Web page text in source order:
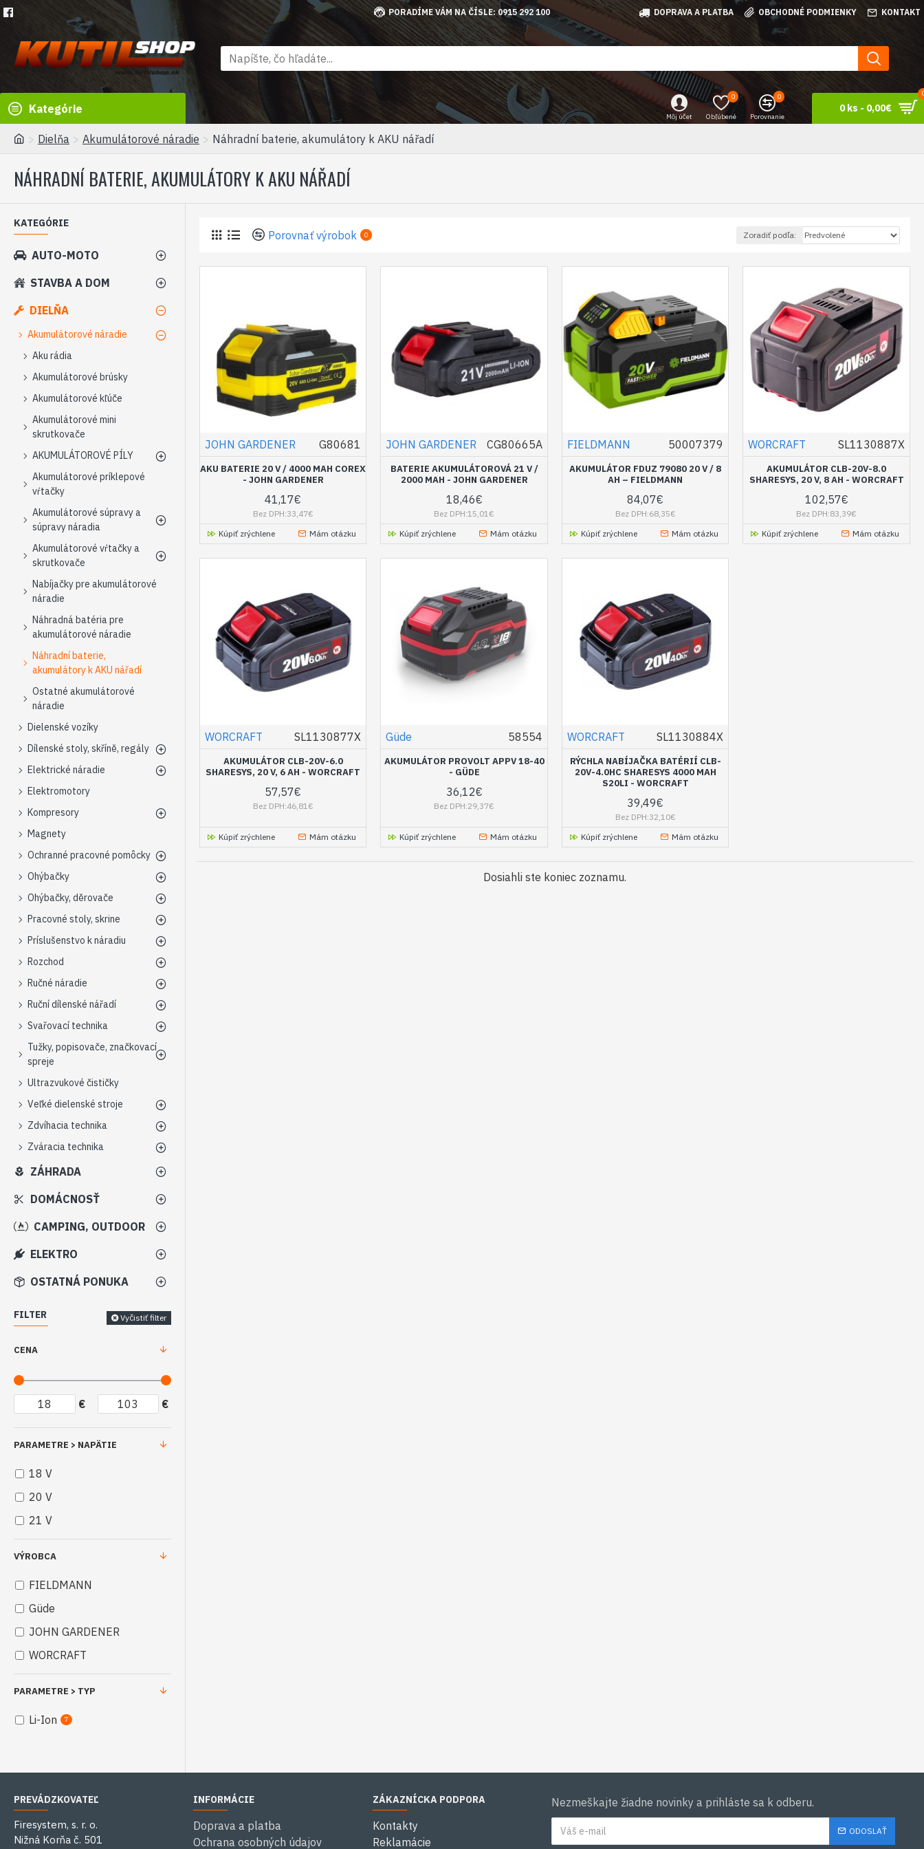
PORADÍME VÁM NA ČÍSLE: 0915 292 100 DOPRAVA A PLATBA OBCHODNÉ PODMIENKY KONTAKT
Kategórie
Môj účet Obľúbené
0
Porovnanie
0
0 ks - 0,00€
Dielňa Akumulátorové náradie Náhradní baterie, akumulátory k AKU nářadí
NÁHRADNÍ BATERIE, AKUMULÁTORY K AKU NÁŘADÍ
KATEGÓRIE
AUTO-MOTO
STAVBA A DOM
DIELŇA
Akumulátorové náradie
Aku rádia
Akumulátorové brúsky
Akumulátorové kľúče
Akumulátorové mini
skrutkovače
AKUMULÁTOROVÉ PÍLY
Akumulátorové príklepové
vŕtačky
Akumulátorové súpravy a
súpravy náradia
Akumulátorové vŕtačky a
skrutkovače
Nabíjačky pre akumulátorové
náradie
Náhradná batéria pre
akumulátorové náradie
Náhradní baterie,
akumulátory k AKU nářadí
Ostatné akumulátorové
náradie
Dielenské vozíky
Dílenské stoly, skříně, regály
Elektrické náradie
Elektromotory
Kompresory
Magnety
Ochranné pracovné pomôcky
Ohýbačky
Ohýbačky, děrovače
Pracovné stoly, skrine
Príslušenstvo k náradiu
Rozchod
Ručné náradie
Ruční dílenské nářadí
Svařovací technika
Tužky, popisovače, značkovací
spreje
Ultrazvukové čističky
Veľké dielenské stroje
Zdvíhacia technika
Zváracia technika
ZÁHRADA
DOMÁCNOSŤ
CAMPING, OUTDOOR
ELEKTRO
OSTATNÁ PONUKA
FILTER Vyčistiť filter
CENA
€ €
VÝROBCA
FIELDMANN
Güde
JOHN GARDENER
WORCRAFT
PARAMETRE > NAPÄTIE
18 V
20 V
21 V
PARAMETRE > TYP
Li-Ion 7
Porovnať výrobok 0 Zoradiť podľa:
JOHN GARDENER G80681
AKU BATERIE 20 V / 4000 MAH COREX
- JOHN GARDENER
41,17€
Bez DPH:33,47€
Kúpiť zrýchlene
Mám otázku
JOHN GARDENER CG80665A
BATERIE AKUMULÁTOROVÁ 21 V /
2000 MAH - JOHN GARDENER
18,46€
Bez DPH:15,01€
Kúpiť zrýchlene
Mám otázku
FIELDMANN 50007379
AKUMULÁTOR FDUZ 79080 20 V / 8
AH – FIELDMANN
84,07€
Bez DPH:68,35€
Kúpiť zrýchlene
Mám otázku
WORCRAFT SL1130887X
AKUMULÁTOR CLB-20V-8.0
SHARESYS, 20 V, 8 AH - WORCRAFT
102,57€
Bez DPH:83,39€
Kúpiť zrýchlene
Mám otázku
WORCRAFT SL1130877X
AKUMULÁTOR CLB-20V-6.0
SHARESYS, 20 V, 6 AH - WORCRAFT
57,57€
Bez DPH:46,81€
Kúpiť zrýchlene Mám otázku
Güde 58554
AKUMULÁTOR PROVOLT APPV 18-40
- GÜDE
36,12€
Bez DPH:29,37€
Kúpiť zrýchlene Mám otázku
WORCRAFT SL1130884X
RÝCHLA NABÍJAČKA BATÉRIÍ CLB-
20V-4.0HC SHARESYS 4000 MAH
S20LI - WORCRAFT
39,49€
Bez DPH:32,10€
Kúpiť zrýchlene
Mám otázku
Dosiahli ste koniec zoznamu.
PREVÁDZKOVATEĽ
Firesystem, s. r. o.
Nižná Korňa č. 501
INFORMÁCIE
Doprava a platba
Ochrana osobných údajov
ZÁKAZNÍCKA PODPORA
Kontakty
Reklamácie
Nezmeškajte žiadne novinky a prihláste sa k odberu.
ODOSLAŤ